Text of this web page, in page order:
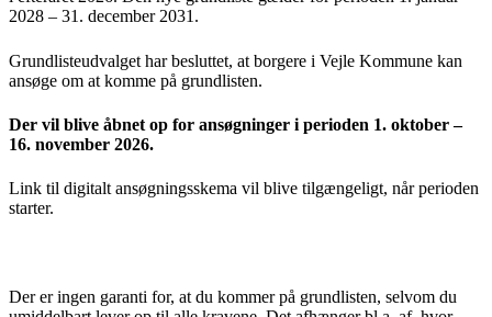
2028 – 31. december 2031.
Grundlisteudvalget har besluttet, at borgere i Vejle Kommune kan
ansøge om at komme på grundlisten.
Der vil blive åbnet op for ansøgninger i perioden 1. oktober –
16. november 2026.
Link til digitalt ansøgningsskema vil blive tilgængeligt, når perioden
starter.
Der er ingen garanti for, at du kommer på grundlisten, selvom du